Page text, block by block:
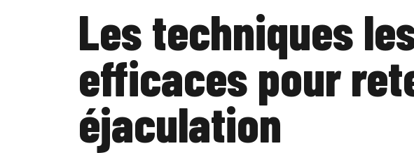
Les techniques
efficaces pour
éjaculation